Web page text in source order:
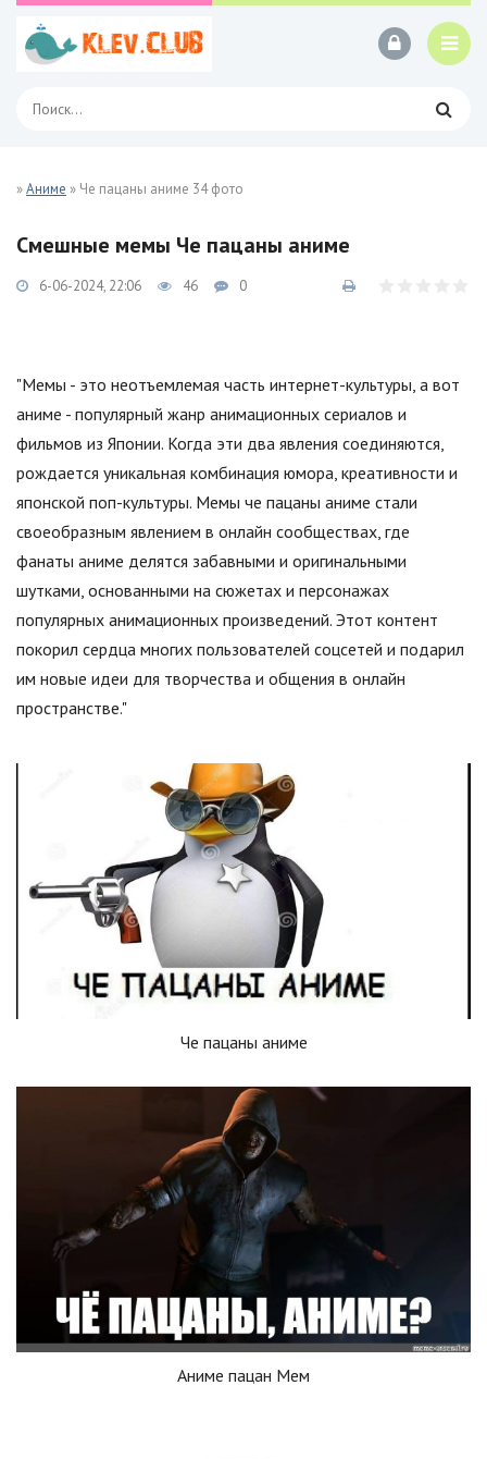
»Аниме » Че пацаны аниме 34 фото
Смешные мемы Че пацаны аниме
6-06-2024, 22:06 46 0
"Мемы - это неотъемлемая часть интернет-культуры, а вот
аниме - популярный жанр анимационных сериалов и
фильмов из Японии. Когда эти два явления соединяются,
рождается уникальная комбинация юмора, креативности и
японской поп-культуры. Мемы че пацаны аниме стали
своеобразным явлением в онлайн сообществах, где
фанаты аниме делятся забавными и оригинальными
шутками, основанными на сюжетах и персонажах
популярных анимационных произведений. Этот контент
покорил сердца многих пользователей соцсетей и подарил
им новые идеи для творчества и общения в онлайн
пространстве."
Че пацаны аниме
Аниме пацан Мем